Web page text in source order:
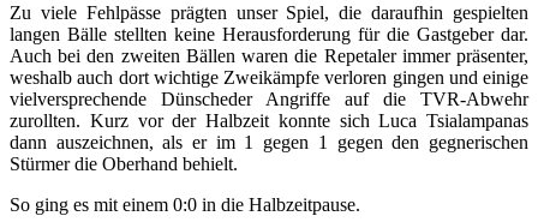
Zu viele Fehlpässe prägten unser Spiel, die daraufhin gespielten
langen Bälle stellten keine Herausforderung für die Gastgeber dar.
Auch bei den zweiten Bällen waren die Repetaler immer präsenter,
weshalb auch dort wichtige Zweikämpfe verloren gingen und einige
vielversprechende Dünscheder Angriffe auf die TVR-Abwehr
zurollten. Kurz vor der Halbzeit konnte sich Luca Tsialampanas
dann auszeichnen, als er im 1 gegen 1 gegen den gegnerischen
Stürmer die Oberhand behielt.
So ging es mit einem 0:0 in die Halbzeitpause.